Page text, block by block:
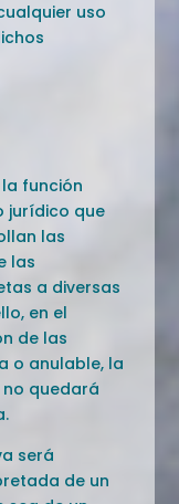
uso
función
jurídico que
las
las
a diversas
en el
de las
o anulable, la
no quedará
será
de un